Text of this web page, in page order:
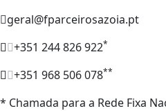
geral@fparceirosazoia.pt
+351 244 826 922*
+351 968 506 078**
* Chamada para a Rede Fixa